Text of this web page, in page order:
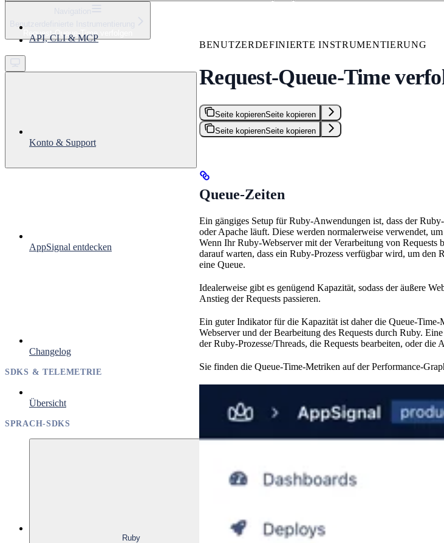
Get started
Benutzerdefinierte Instrumentierung
Request-Queue-Time verfolgen
API, CLI & MCP
Konto & Support
AppSignal entdecken
Changelog
SDKS & TELEMETRIE
Übersicht
SPRACH-SDKS
Ruby
BENUTZERDEFINIERTE INSTRUMENTIERUNG
Request-Queue-Time
Seite kopierenSeite kopieren
Seite kopierenSeite kopieren
Queue-Zeiten
Ein gängiges Setup für Ruby-Anwendungen ist, dass der
oder Apache läuft. Diese werden normalerweise verwendet,
Wenn Ihr Ruby-Webserver mit der Verarbeitung von
darauf warten, dass ein Ruby-Prozess verfügbar wird, um den
eine Queue.
Idealerweise gibt es genügend Kapazität, sodass der äußere
Anstieg der Requests passieren.
Ein guter Indikator für die Kapazität ist daher die Queue-
Webserver und der Bearbeitung des Requests durch Ruby.
der Ruby-Prozesse/Threads, die Requests bearbeiten, oder die
Sie finden die Queue-Time-Metriken auf der Performance-